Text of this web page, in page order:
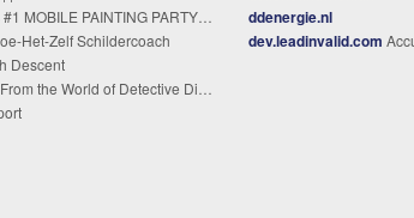
PAINTING PARTY COMPANY - Home
Het-Zelf Schildercoach
Descent
of Detective Diego | Children’s Mystery Books
ddenergie.nl
dev.leadinvalid.com